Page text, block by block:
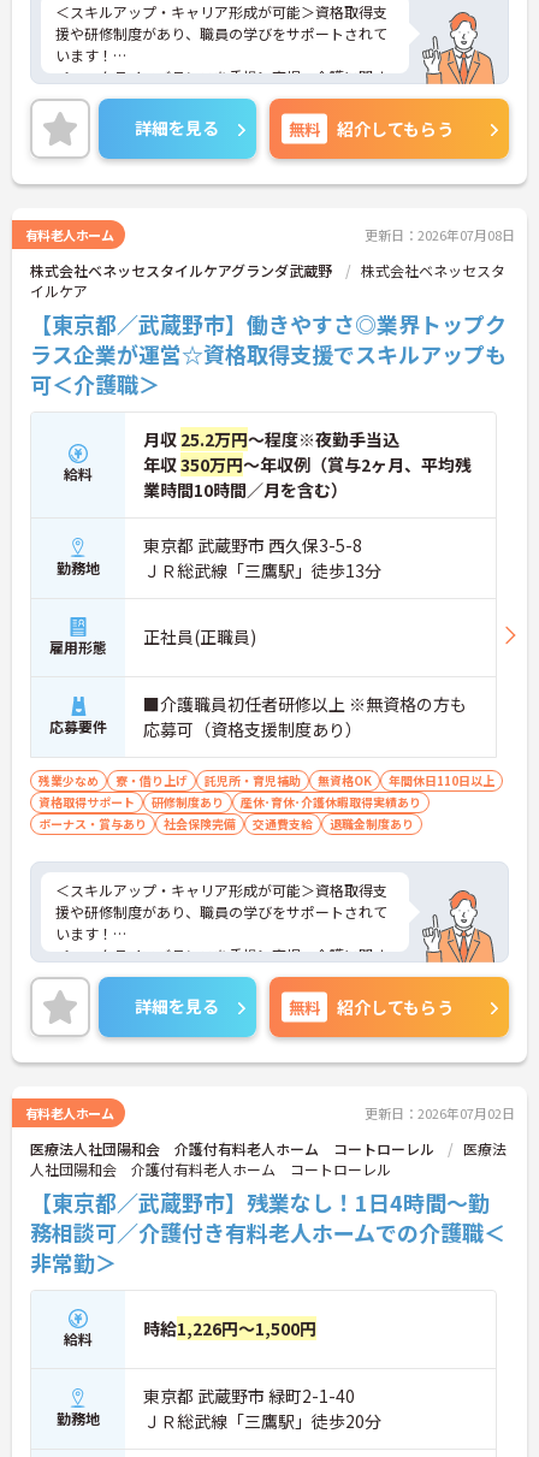
＜スキルアップ・キャリア形成が可能＞資格取得支
援や研修制度があり、職員の学びをサポートされて
います！
＜ワークライフバランスを重視＞育児・介護に関す
る制度や社宅制度、各種手当など、長く安心して働
きやすい環境が整っています。
＜寄り添ったケアの実施＞利用者さまに深く寄り添
ったサービスの提供を目指し、職員の専門性を高め
るような人材育成にも注力されています。
詳細をお話ししますのでお気軽にご相談ください！
詳細を見る 無料 紹介してもらう
有料老人ホーム 更新日：2026年07月08日
株式会社ベネッセスタイルケアグランダ武蔵野
株式会社ベネッセスタ
イルケア
【東京都／武蔵野市】働きやすさ◎業界トップク
ラス企業が運営☆資格取得支援でスキルアップも
可＜介護職＞
給料
月収 25.2万円～程度※夜勤手当込
年収350万円～年収例（賞与2ヶ月、平均残
業時間10時間／月を含む）
勤務地
東京都 武蔵野市 西久保3-5-8
ＪＲ総武線「三鷹駅」徒歩13分
雇用形態 正社員(正職員)
応募要件
■介護職員初任者研修以上 ※無資格の方も
応募可（資格支援制度あり）
残業少なめ 寮・借り上げ 託児所・育児補助 無資格OK
年間休日110日以上
資格取得サポート
研修制度あり
産休･育休･介護休暇取得実績あり
ボーナス・賞与あり
社会保険完備 交通費支給 退職金制度あり
＜スキルアップ・キャリア形成が可能＞資格取得支
援や研修制度があり、職員の学びをサポートされて
います！
＜ワークライフバランスを重視＞育児・介護に関す
る制度や社宅制度、各種手当など、長く安心して働
きやすい環境が整っています。
＜寄り添ったケアの実施＞利用者さまに深く寄り添
ったサービスの提供を目指し、職員の専門性を高め
るような人材育成にも注力されています。
詳細をお話ししますのでお気軽にご相談ください！
詳細を見る 無料 紹介してもらう
有料老人ホーム 更新日：2026年07月02日
医療法人社団陽和会 介護付有料老人ホーム コートローレル
医療法
人社団陽和会 介護付有料老人ホーム コートローレル
【東京都／武蔵野市】残業なし！1日4時間～勤
務相談可／介護付き有料老人ホームでの介護職＜
非常勤＞
給料 時給1,226円～1,500円
勤務地
東京都 武蔵野市 緑町2-1-40
ＪＲ総武線「三鷹駅」徒歩20分